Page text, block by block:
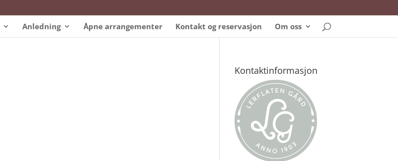
Anledning Åpne arrangementer Kontakt og reservasjon Om oss
Kontaktinformasjon